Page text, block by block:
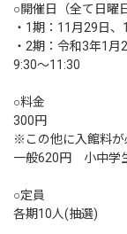
○開催日（全て日曜
・1期：11月29日
・2期：令和3年1
9:30〜11:30
○料金
300円
※この他に入館料が
一般620円 小中学
○定員
各期10人(抽選)